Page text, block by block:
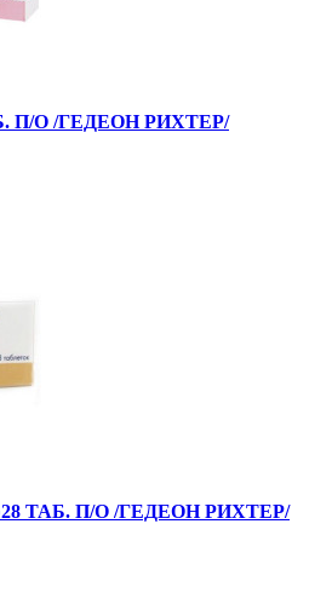
П/О /ГЕДЕОН РИХТЕР/
ТАБ. П/О /ГЕДЕОН РИХТЕР/